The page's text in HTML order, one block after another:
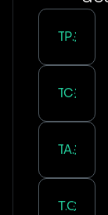
Transport :Pays de la Loire
Transport :Centre-Val de Loire
Transport :Auvergne-Rhône-Alpes
Transport :